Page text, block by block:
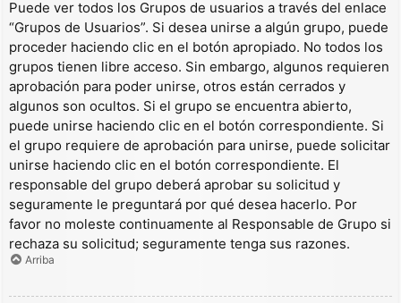
Puede ver todos los Grupos de usuarios a través del enlace
“Grupos de Usuarios”. Si desea unirse a algún grupo, puede
proceder haciendo clic en el botón apropiado. No todos los
grupos tienen libre acceso. Sin embargo, algunos requieren
aprobación para poder unirse, otros están cerrados y
algunos son ocultos. Si el grupo se encuentra abierto,
puede unirse haciendo clic en el botón correspondiente. Si
el grupo requiere de aprobación para unirse, puede solicitar
unirse haciendo clic en el botón correspondiente. El
responsable del grupo deberá aprobar su solicitud y
seguramente le preguntará por qué desea hacerlo. Por
favor no moleste continuamente al Responsable de Grupo si
rechaza su solicitud; seguramente tenga sus razones.
Arriba